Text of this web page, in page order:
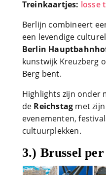
Treinkaartjes: losse
Berlijn combineert
een levendige
Berlin
kunstwijk Kreuzberg
Berg bent.
Highlights zijn onder
de Reichstag met
evenementen,
cultuurplekken.
3.) Brussel